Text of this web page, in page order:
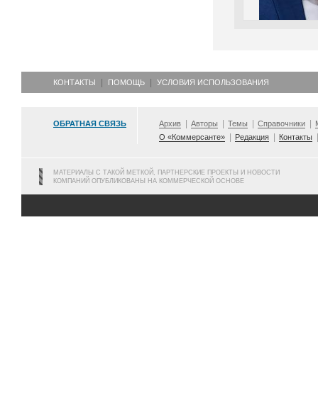
КОНТАКТЫ ПОМОЩЬ УСЛОВИЯ ИСПОЛЬЗОВАНИЯ
ОБРАТНАЯ СВЯЗЬ Архив Авторы Темы Справочники
О «Коммерсанте»
Редакция Контакты
МАТЕРИАЛЫ С ТАКОЙ МЕТКОЙ, ПАРТНЕРСКИЕ ПРОЕКТЫ И НОВОСТИ
КОМПАНИЙ ОПУБЛИКОВАНЫ НА КОММЕРЧЕСКОЙ ОСНОВЕ